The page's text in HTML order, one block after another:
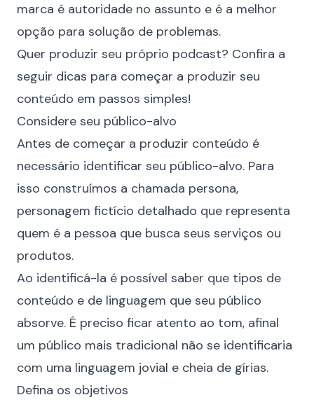
marca é autoridade no assunto e é a melhor
opção para solução de problemas.
Quer produzir seu próprio podcast? Confira a
seguir dicas para começar a produzir seu
conteúdo em passos simples!
Considere seu público-alvo
Antes de começar a produzir conteúdo é
necessário identificar seu público-alvo. Para
isso construímos a chamada persona,
personagem fictício detalhado que representa
quem é a pessoa que busca seus serviços ou
produtos.
Ao identificá-la é possível saber que tipos de
conteúdo e de linguagem que seu público
absorve. É preciso ficar atento ao tom, afinal
um público mais tradicional não se identificaria
com uma linguagem jovial e cheia de gírias.
Defina os objetivos